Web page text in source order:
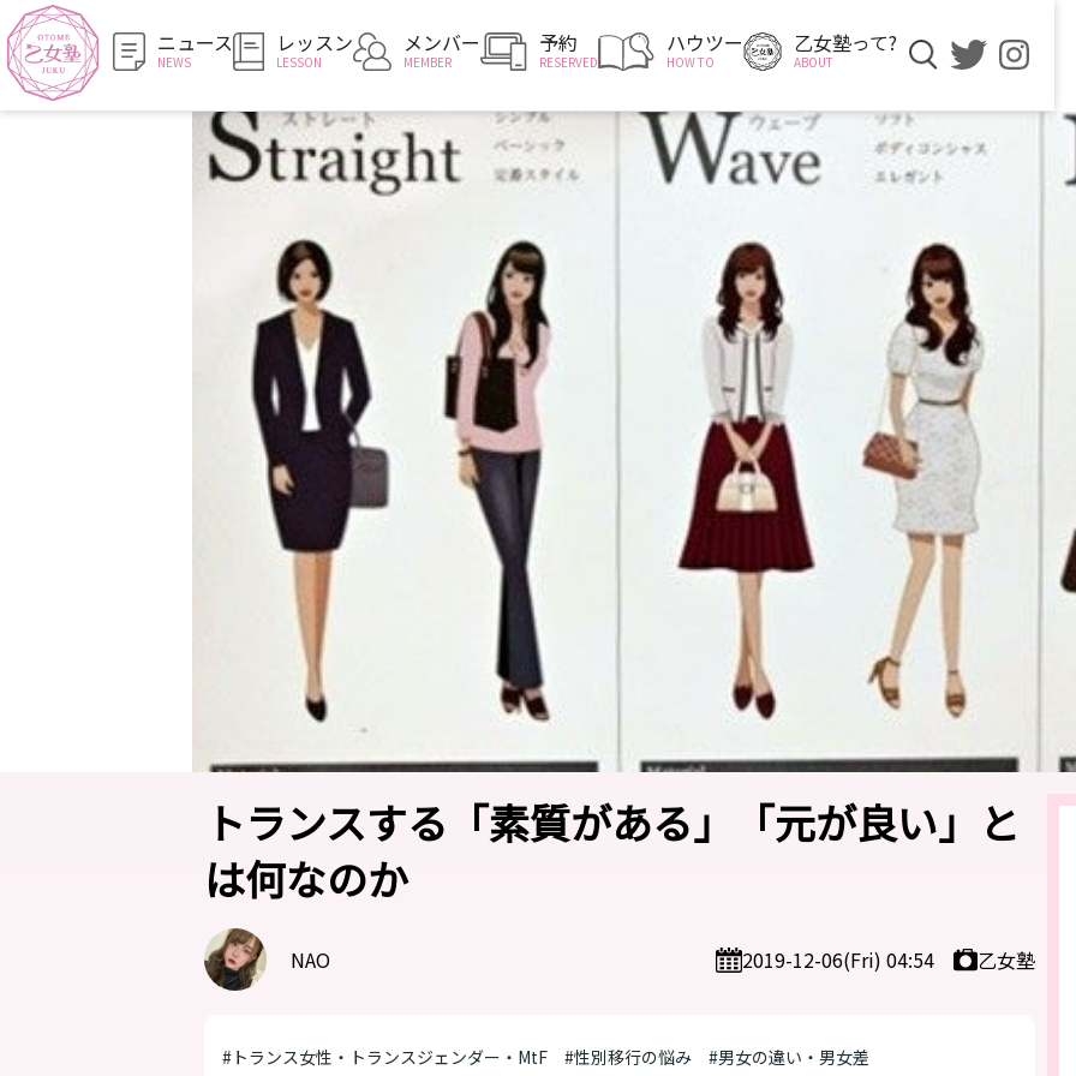
ニュース
NEWS
レッスン
LESSON
メンバー
MEMBER
予約
RESERVED
ハウツー
HOW TO
乙女塾って?
ABOUT
トランスする「素質がある」「元が良い」と
は何なのか
NAO 2019-12-06(Fri) 04:54 乙女塾
#トランス女性・トランスジェンダー・MtF #性別移行の悩み #男女の違い・男女差